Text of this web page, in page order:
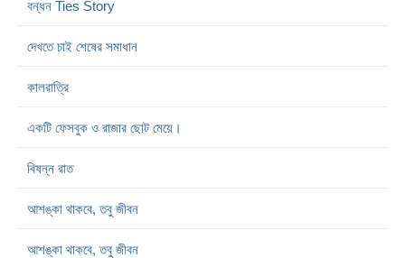
বন্ধন Ties Story
দেখতে চাই শেষের সমাধান
কালরাত্রি
একটি ফেসবুক ও রাজার ছোট মেয়ে।
বিষন্ন রাত
আশঙ্কা থাকবে, তবু জীবন
আশঙ্কা থাকবে, তবু জীবন